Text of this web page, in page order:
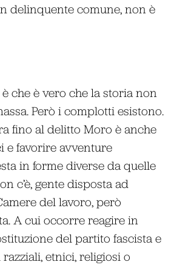
delinquente comune, non è
che è vero che la storia non
Però i complotti esistono.
fino al delitto Moro è anche
e favorire avventure
in forme diverse da quelle
c’è, gente disposta ad
del lavoro, però
A cui occorre reagire in
del partito fascista e
etnici, religiosi o